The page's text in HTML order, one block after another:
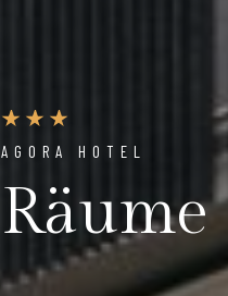
AGORA HOTEL
Räume